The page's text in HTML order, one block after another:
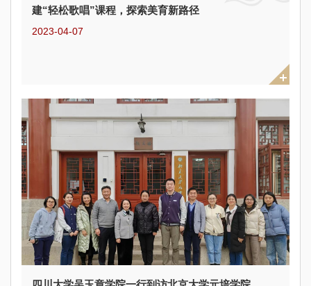
建“轻松歌唱”课程，探索美育新路径
2023-04-07